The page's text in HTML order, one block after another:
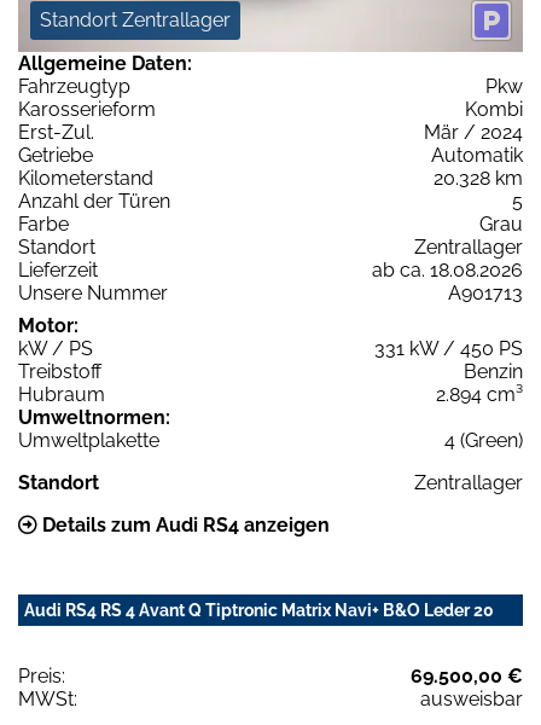
Standort Zentrallager
Allgemeine Daten:
Fahrzeugtyp
Pkw
Karosserieform
Kombi
Erst-Zul.
Mär / 2024
Getriebe
Automatik
Kilometerstand
20.328 km
Anzahl der Türen
5
Farbe
Grau
Standort
Zentrallager
Lieferzeit
ab ca. 18.08.2026
Unsere Nummer
A901713
Motor:
kW / PS
331 kW / 450 PS
Treibstoff
Benzin
Hubraum
2.894 cm³
Umweltnormen:
Umweltplakette
4 (Green)
Standort
Zentrallager
Details zum Audi RS4 anzeigen
Audi RS4 RS 4 Avant Q Tiptronic Matrix Navi+ B&O Leder 20
Preis:
69.500,00 €
MWSt:
ausweisbar